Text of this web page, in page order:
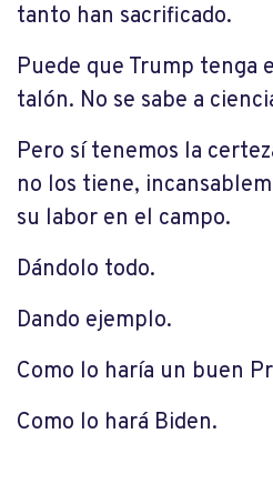
tanto han sacrificado.
Puede que Trump tenga
talón. No se sabe a
Pero sí tenemos la
no los tiene,
su labor en el campo.
Dándolo todo.
Dando ejemplo.
Como lo haría un buen
Como lo hará Biden.